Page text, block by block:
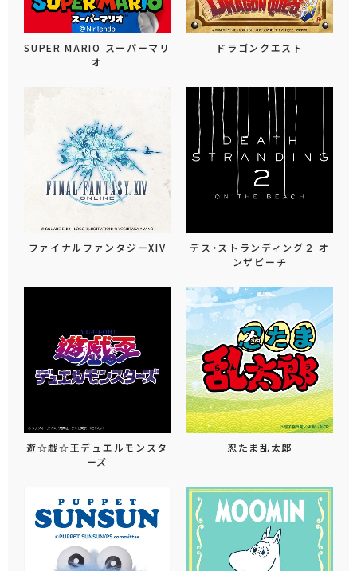
SUPER MARIO スーパーマリ
オ
ドラゴンクエスト
ファイナルファンタジーXIV
デス・ストランディング２ オ
ンザビーチ
遊☆戯☆王デュエルモンスタ
ーズ
忍たま乱太郎